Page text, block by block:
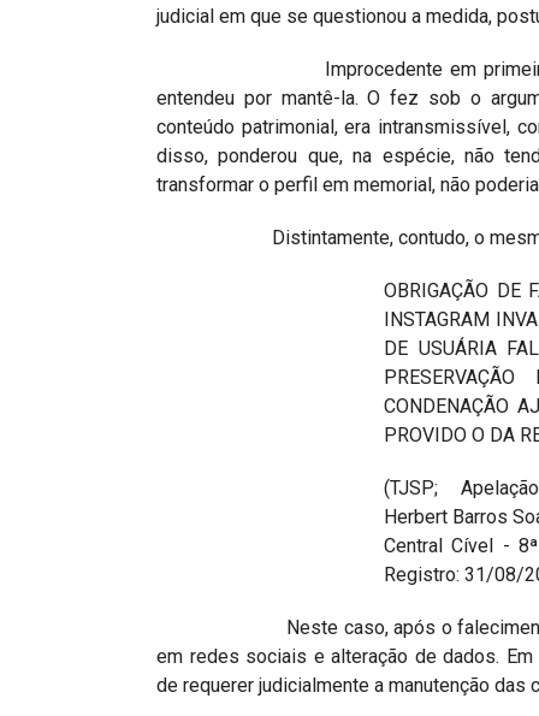
judicial em que se questionou a medida,
Improcedente em primeira
entendeu por mantê-la. O fez sob o
conteúdo patrimonial, era intransmissível,
disso, ponderou que, na espécie, não
transformar o perfil em memorial, não
Distintamente, contudo, o mesmo
OBRIGAÇÃO DE
INSTAGRAM
DE USUÁRIA
CONDENAÇÃO
PROVIDO O DA
(TJSP;
Herbert Barros
Central Cível -
Registro: 31/08/
Neste caso, após o falecimento de
em redes sociais e alteração de dados.
de requerer judicialmente a manutenção